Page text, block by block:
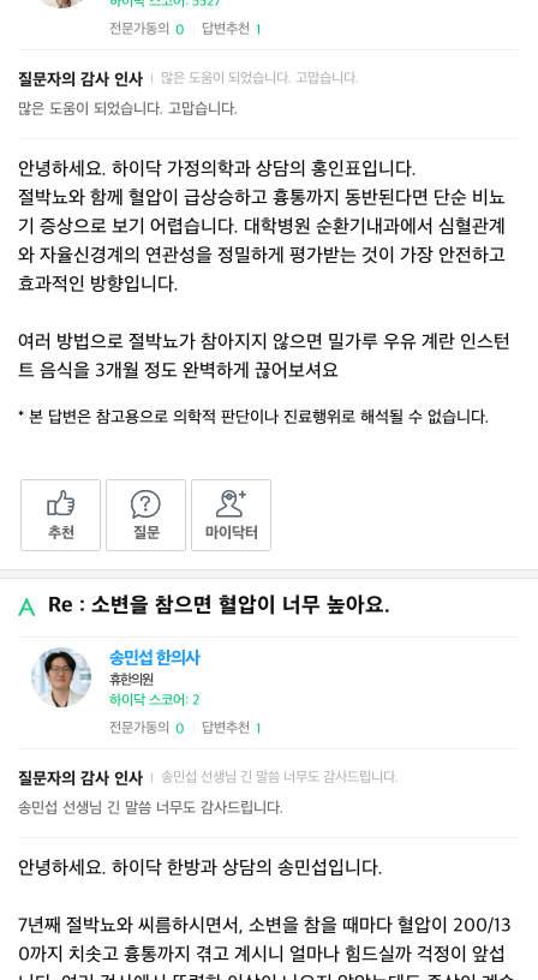
전문가동의 0 답변추천 1
질문자의 감사 인사 많은 도움이 되었습니다. 고맙습니다.
많은 도움이 되었습니다. 고맙습니다.
안녕하세요. 하이닥 가정의학과 상담의 홍인표입니다.
절박뇨와 함께 혈압이 급상승하고 흉통까지 동반된다면 단순 비뇨
기 증상으로 보기 어렵습니다. 대학병원 순환기내과에서 심혈관계
와 자율신경계의 연관성을 정밀하게 평가받는 것이 가장 안전하고
효과적인 방향입니다.
여러 방법으로 절박뇨가 참아지지 않으면 밀가루 우유 계란 인스턴
트 음식을 3개월 정도 완벽하게 끊어보셔요
* 본 답변은 참고용으로 의학적 판단이나 진료행위로 해석될 수 없습니다.
추천 질문 마이닥터
Re : 소변을 참으면 혈압이 너무 높아요.
송민섭 한의사
휴한의원
하이닥 스코어: 2
전문가동의 0 답변추천 1
질문자의 감사 인사 송민섭 선생님 긴 말씀 너무도 감사드립니다.
송민섭 선생님 긴 말씀 너무도 감사드립니다.
안녕하세요. 하이닥 한방과 상담의 송민섭입니다.
7년째 절박뇨와 씨름하시면서, 소변을 참을 때마다 혈압이 200/13
0까지 치솟고 흉통까지 겪고 계시니 얼마나 힘드실까 걱정이 앞섭